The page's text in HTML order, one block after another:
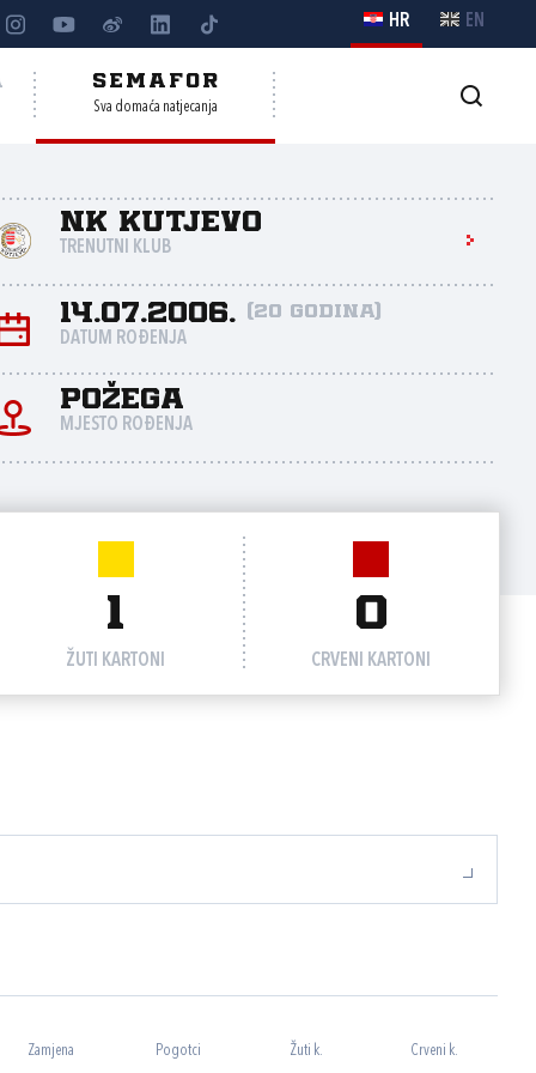
HR EN
SEMAFOR
Sva domaća natjecanja
NK Kutjevo
TRENUTNI KLUB
14.07.2006. (20 godina)
DATUM ROĐENJA
Požega
MJESTO ROĐENJA
1
ŽUTI KARTONI
0
CRVENI KARTONI
Zamjena Pogotci Žuti k. Crveni k.